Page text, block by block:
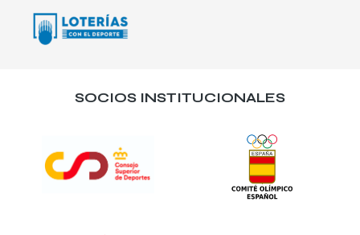
SOCIOS INSTITUCIONALES